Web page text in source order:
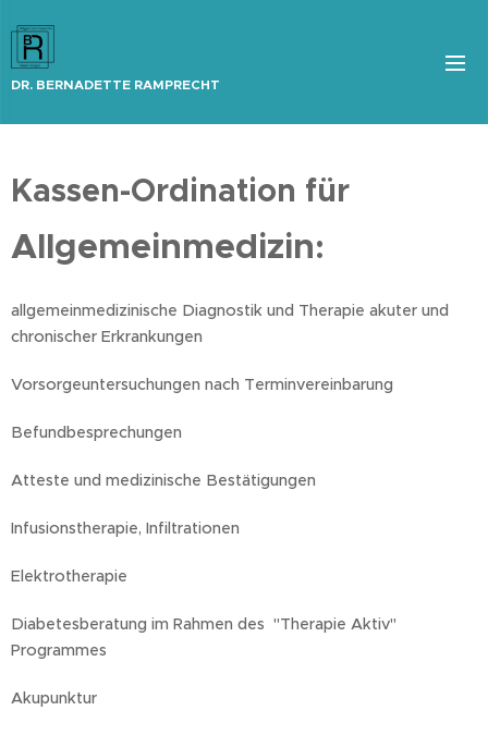
DR. BERNADETTE RAMPRECHT
Kassen-Ordination für
Allgemeinmedizin:
allgemeinmedizinische Diagnostik und Therapie akuter und
chronischer Erkrankungen
Vorsorgeuntersuchungen nach Terminvereinbarung
Befundbesprechungen
Atteste und medizinische Bestätigungen
Infusionstherapie, Infiltrationen
Elektrotherapie
Diabetesberatung im Rahmen des "Therapie Aktiv"
Programmes
Akupunktur